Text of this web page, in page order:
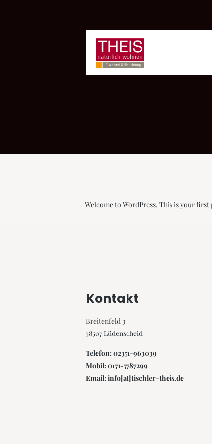
Welcome to WordPress. This is your
Kontakt
Breitenfeld 3
58507 Lüdenscheid
Telefon: 02351-963039
Mobil: 0171-7787299
Email: info[at]tischler-theis.de